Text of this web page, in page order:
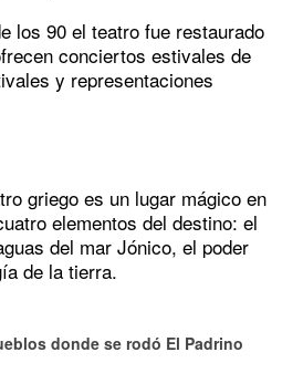
los 90 el teatro fue restaurado
conciertos estivales de
y representaciones
griego es un lugar mágico en
elementos del destino: el
del mar Jónico, el poder
de la tierra.
donde se rodó El Padrino